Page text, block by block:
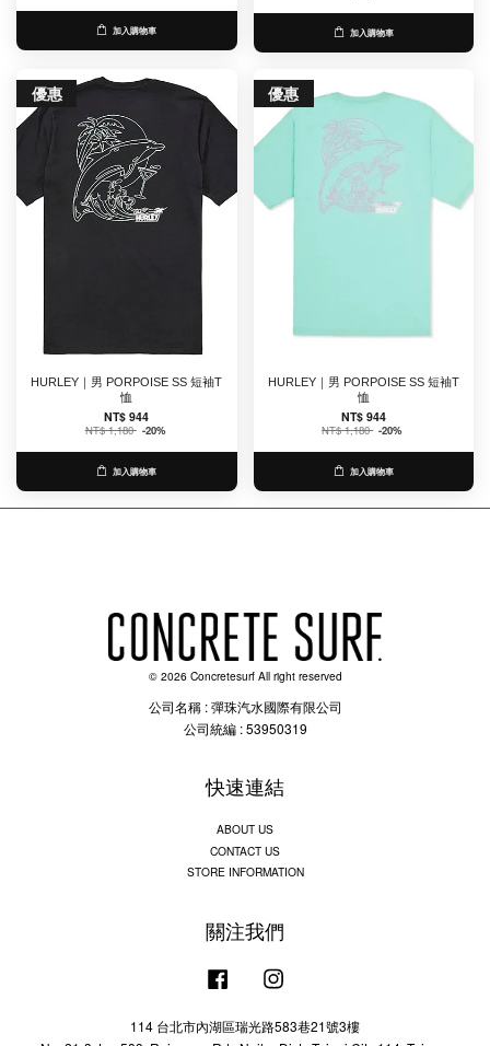
加入購物車 加入購物車
優惠
HURLEY｜男 PORPOISE SS 短袖T
恤
NT$ 944
NT$ 1,180 -20%
加入購物車
優惠
HURLEY｜男 PORPOISE SS 短袖T
恤
NT$ 944
NT$ 1,180 -20%
加入購物車
© 2026 Concretesurf All right reserved
公司名稱 : 彈珠汽水國際有限公司
公司統編 : 53950319
快速連結
ABOUT US
CONTACT US
STORE INFORMATION
關注我們
Facebook
114 台北市內湖區瑞光路583巷21號3樓